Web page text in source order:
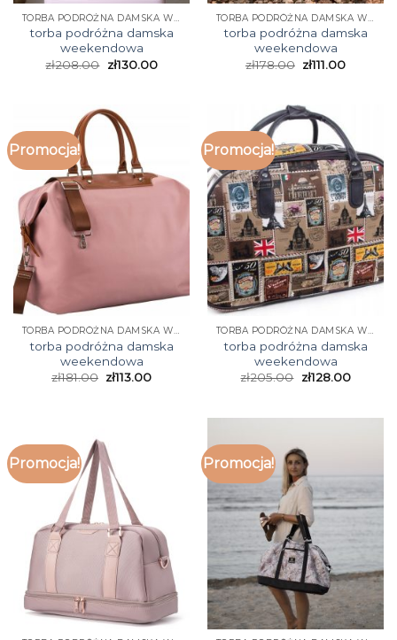
TORBA PODRÓŻNA DAMSKA WEEKENDOWA
torba podróżna damska
weekendowa
zł208.00 zł130.00
TORBA PODRÓŻNA DAMSKA WEEKENDOWA
torba podróżna damska
weekendowa
zł178.00 zł111.00
Promocja!
TORBA PODRÓŻNA DAMSKA WEEKENDOWA
torba podróżna damska
weekendowa
zł181.00 zł113.00
Promocja!
TORBA PODRÓŻNA DAMSKA WEEKENDOWA
torba podróżna damska
weekendowa
zł205.00 zł128.00
Promocja! Promocja!